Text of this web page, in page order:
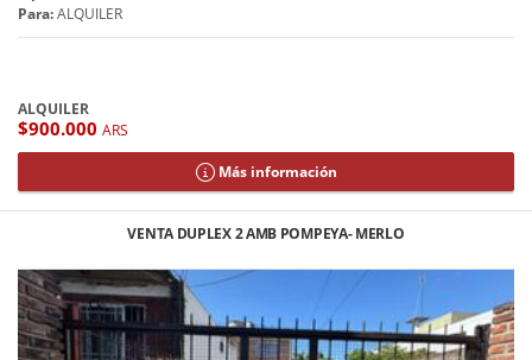
Para:ALQUILER
ALQUILER
$900.000 ARS
Más información
VENTA DUPLEX 2 AMB POMPEYA- MERLO